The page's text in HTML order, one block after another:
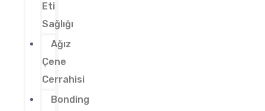
Eti
Sağlığı
Ağız
Çene
Cerrahisi
Bonding